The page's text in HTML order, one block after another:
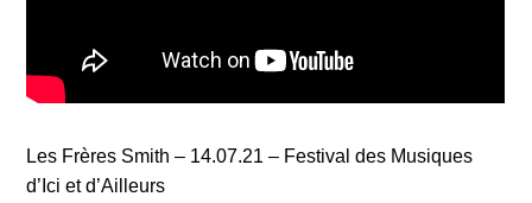
Les Frères Smith – 14.07.21 – Festival des Musiques
d’Ici et d’Ailleurs